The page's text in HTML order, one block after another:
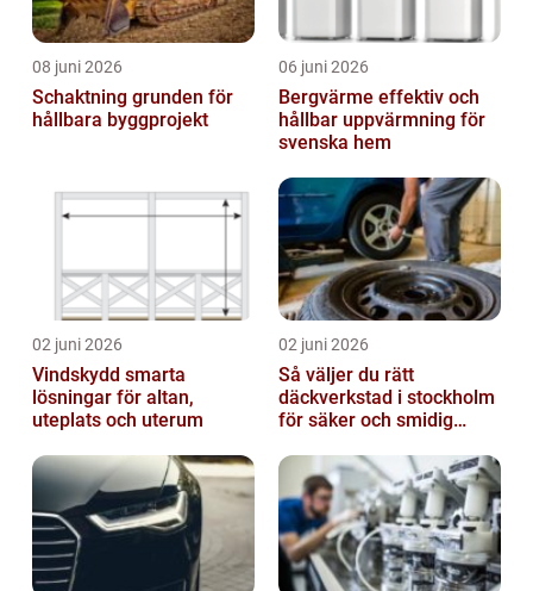
08 juni 2026
Schaktning grunden för
hållbara byggprojekt
06 juni 2026
Bergvärme effektiv och
hållbar uppvärmning för
svenska hem
02 juni 2026
Vindskydd smarta
lösningar för altan,
uteplats och uterum
02 juni 2026
Så väljer du rätt
däckverkstad i stockholm
för säker och smidig